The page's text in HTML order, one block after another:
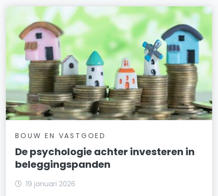
BOUW EN VASTGOED
De psychologie achter investeren in
beleggingspanden
19 januari 2026